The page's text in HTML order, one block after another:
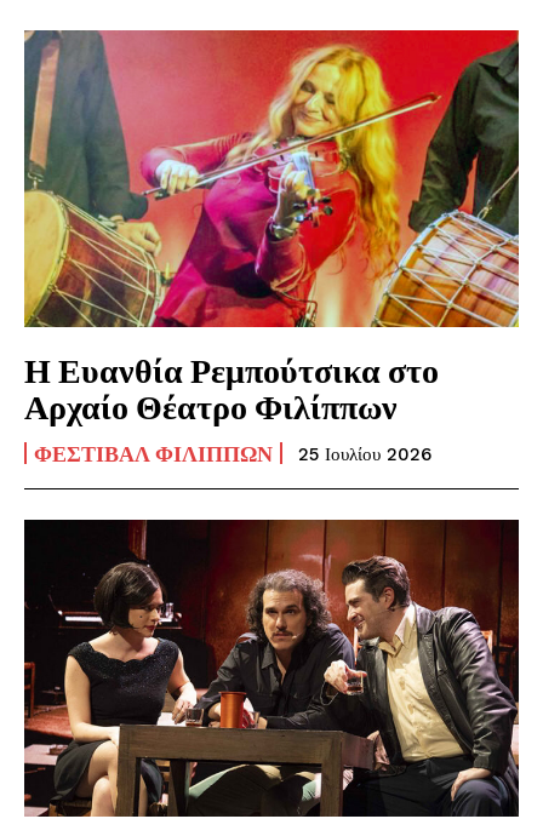
Η Ευανθία Ρεμπούτσικα στο
Αρχαίο Θέατρο Φιλίππων
ΦΕΣΤΙΒΆΛ ΦΙΛΊΠΠΩΝ 25 Ιουλίου 2026